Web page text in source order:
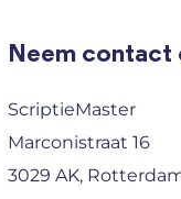
Neem contact
ScriptieMaster
Marconistraat 16
3029 AK,